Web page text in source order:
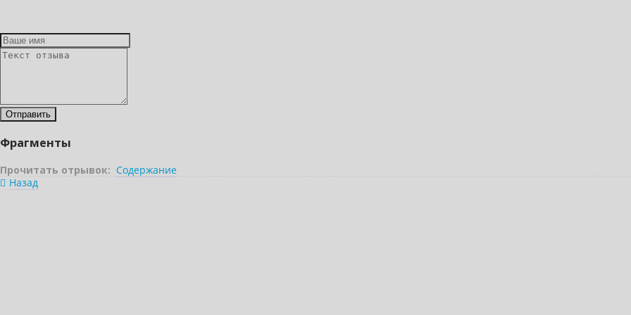
Фрагменты
Прочитать отрывок: Содержание
Назад